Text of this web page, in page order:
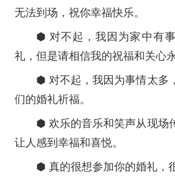
无法到场，祝你幸福快乐。
⬢ 对不起，我因为家中有
礼，但是请相信我的祝福和关心永
⬢ 对不起，我因为事情太多
们的婚礼祈福。
⬢ 欢乐的音乐和笑声从现场
让人感到幸福和喜悦。
⬢ 真的很想参加你的婚礼，